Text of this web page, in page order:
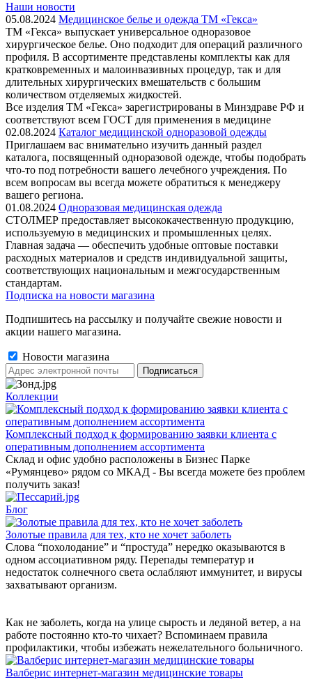
Наши новости
05.08.2024 Медицинское белье и одежда ТМ «Гекса»
ТМ «Гекса» выпускает универсальное одноразовое
хирургическое белье. Оно подходит для операций различного
профиля. В ассортименте представлены комплекты как для
кратковременных и малоинвазивных процедур, так и для
длительных хирургических вмешательств с большим
количеством отделяемых жидкостей.
Все изделия ТМ «Гекса» зарегистрированы в Минздраве РФ и
соответствуют всем ГОСТ для применения в медицине
02.08.2024 Каталог медицинской одноразовой одежды
Приглашаем вас внимательно изучить данный раздел
каталога, посвященный одноразовой одежде, чтобы подобрать
что-то под потребности вашего лечебного учреждения. По
всем вопросам вы всегда можете обратиться к менеджеру
вашего региона.
01.08.2024 Одноразовая медицинская одежда
СТОЛМЕР предоставляет высококачественную продукцию,
используемую в медицинских и промышленных целях.
Главная задача — обеспечить удобные оптовые поставки
расходных материалов и средств индивидуальной защиты,
соответствующих национальным и межгосударственным
стандартам.
Подписка на новости магазина
Подпишитесь на рассылку и получайте свежие новости и
акции нашего магазина.
Новости магазина
Коллекции
Комплексный подход к формированию заявки клиента с
оперативным дополнением ассортимента
Склад и офис удобно расположены в Бизнес Парке
«Румянцево» рядом со МКАД - Вы всегда можете без проблем
получить заказ!
Блог
Золотые правила для тех, кто не хочет заболеть
Слова “похолодание” и “простуда” нередко оказываются в
одном ассоциативном ряду. Перепады температур и
недостаток солнечного света ослабляют иммунитет, и вирусы
захватывают организм.
Как не заболеть, когда на улице сырость и ледяной ветер, а на
работе постоянно кто-то чихает? Вспоминаем правила
профилактики, чтобы избежать нежелательного больничного.
Валберис интернет-магазин медицинские товары